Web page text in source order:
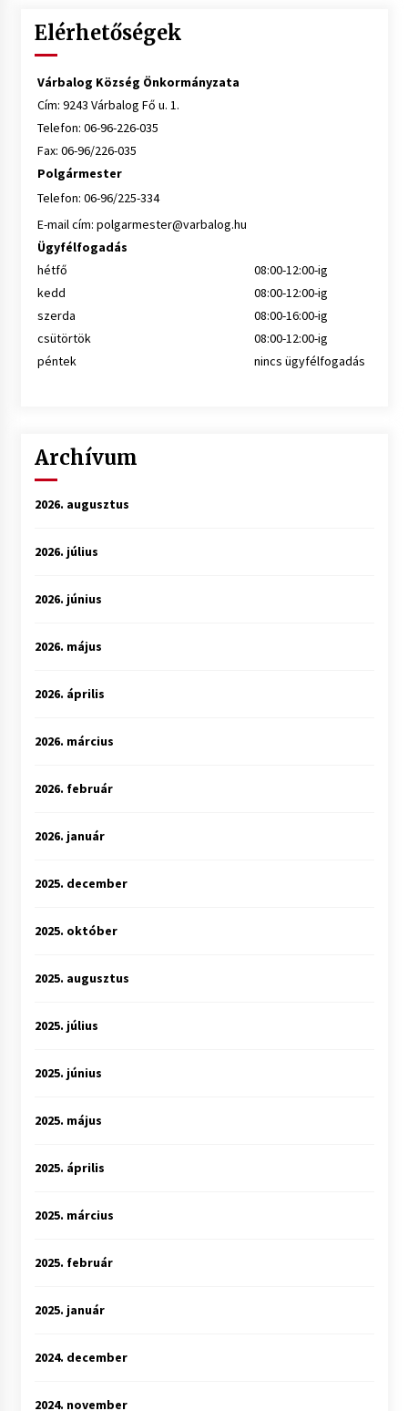
Elérhetőségek
Várbalog Község Önkormányzata
Cím: 9243 Várbalog Fő u. 1.
Telefon: 06-96-226-035
Fax: 06-96/226-035
Polgármester
Telefon: 06-96/225-334
E-mail cím: polgarmester@varbalog.hu
Ügyfélfogadás
hétfő
08:00-12:00-ig
kedd
08:00-12:00-ig
szerda
08:00-16:00-ig
csütörtök
08:00-12:00-ig
péntek
nincs ügyfélfogadás
Archívum
2026. augusztus
2026. július
2026. június
2026. május
2026. április
2026. március
2026. február
2026. január
2025. december
2025. október
2025. augusztus
2025. július
2025. június
2025. május
2025. április
2025. március
2025. február
2025. január
2024. december
2024. november